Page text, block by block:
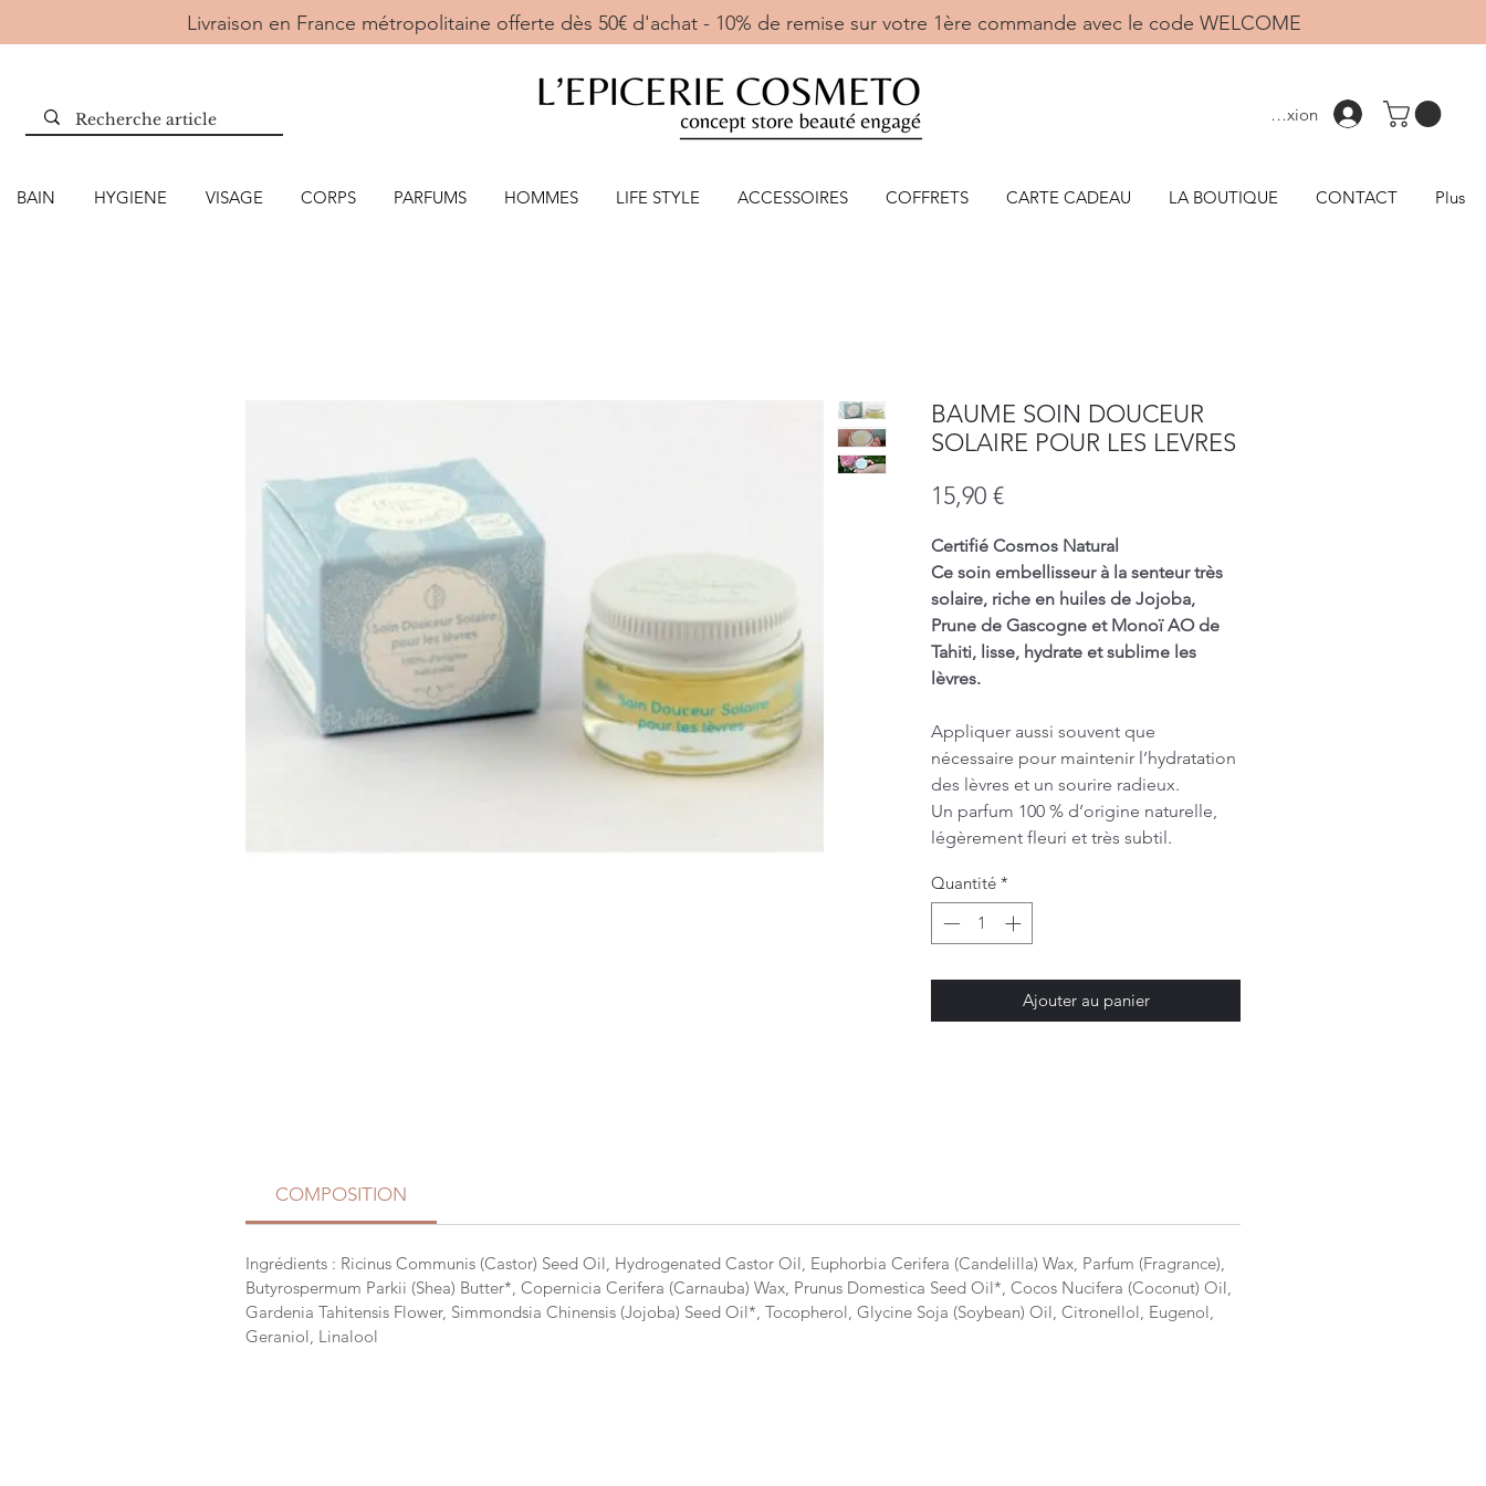
Livraison en France métropolitaine offerte dès 50€ d'achat - 10% de remise sur votre 1ère commande avec le code WELCOME
Connexion
BAIN HYGIENE VISAGE CORPS PARFUMS HOMMES LIFE STYLE ACCESSOIRES COFFRETS CARTE CADEAU LA BOUTIQUE CONTACT Plus
BAUME SOIN DOUCEUR
SOLAIRE POUR LES LEVRES
15,90 €Prix
Certifié Cosmos Natural
Ce soin embellisseur à la senteur très
solaire, riche en huiles de Jojoba,
Prune de Gascogne et Monoï AO de
Tahiti, lisse, hydrate et sublime les
lèvres.
Appliquer aussi souvent que
nécessaire pour maintenir l’hydratation
des lèvres et un sourire radieux.
Un parfum 100 % d’origine naturelle,
légèrement fleuri et très subtil.
Quantité *
Ajouter au panier
COMPOSITION
Ingrédients : Ricinus Communis (Castor) Seed Oil, Hydrogenated Castor Oil, Euphorbia Cerifera (Candelilla) Wax, Parfum (Fragrance),
Butyrospermum Parkii (Shea) Butter*, Copernicia Cerifera (Carnauba) Wax, Prunus Domestica Seed Oil*, Cocos Nucifera (Coconut) Oil,
Gardenia Tahitensis Flower, Simmondsia Chinensis (Jojoba) Seed Oil*, Tocopherol, Glycine Soja (Soybean) Oil, Citronellol, Eugenol,
Geraniol, Linalool